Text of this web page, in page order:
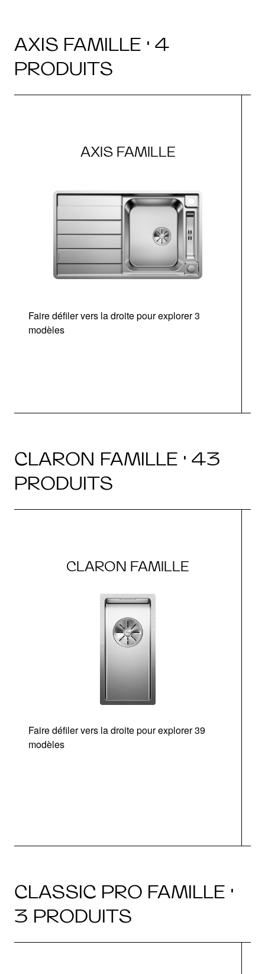
AXIS FAMILLE · 4
PRODUITS
AXIS FAMILLE
Faire défiler vers la droite pour explorer 3
modèles
CLARON FAMILLE · 43
PRODUITS
CLARON FAMILLE
Faire défiler vers la droite pour explorer 39
modèles
CLASSIC PRO FAMILLE ·
3 PRODUITS